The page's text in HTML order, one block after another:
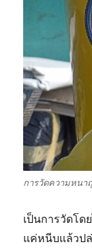
การวัดความหนา
เป็นการวัดโด
แค่หนีบแล้วป